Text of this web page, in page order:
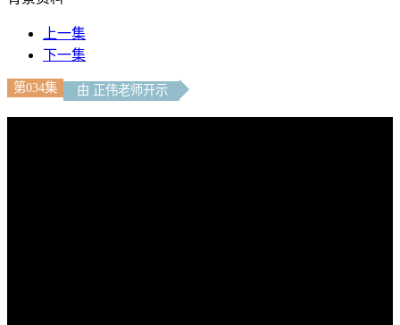
上一集
下一集
第034集 由 正伟老师开示